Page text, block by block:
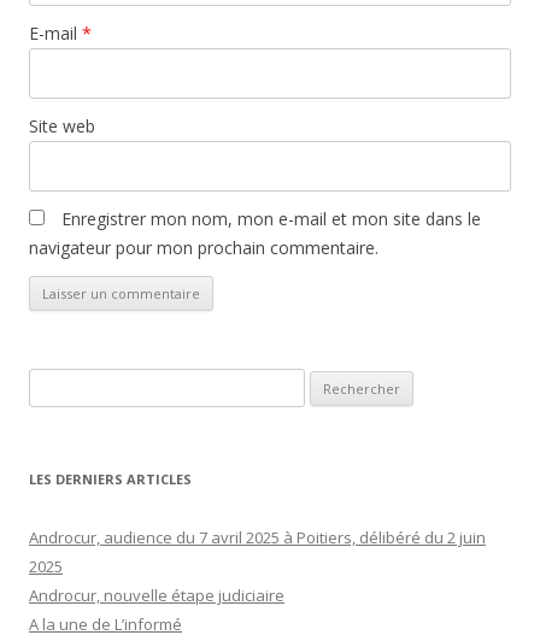
E-mail *
Site web
Enregistrer mon nom, mon e-mail et mon site dans le
navigateur pour mon prochain commentaire.
LES DERNIERS ARTICLES
Androcur, audience du 7 avril 2025 à Poitiers, délibéré du 2 juin
2025
Androcur, nouvelle étape judiciaire
A la une de L’informé